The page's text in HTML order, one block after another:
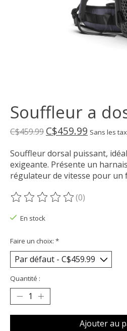
Souffleur a
C$459.99 C$459.99 Sans les
Souffleur dorsal puissant,
exigeante. Présente un
régulateur de vitesse pour un
Ce produit est évalué à
(0)
En stock
Faire un choix: *
Quantité :
Ajouter au